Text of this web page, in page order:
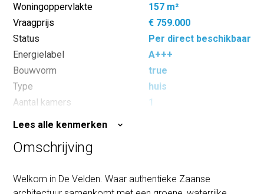
Woningoppervlakte
157 m²
Vraagprijs
€ 759.000
Status
Per direct beschikbaar
Energielabel
A+++
Bouwvorm
true
Type
huis
Aantal kamers
1
Lees alle kenmerken
Omschrijving
Welkom in De Velden. Waar authentieke Zaanse